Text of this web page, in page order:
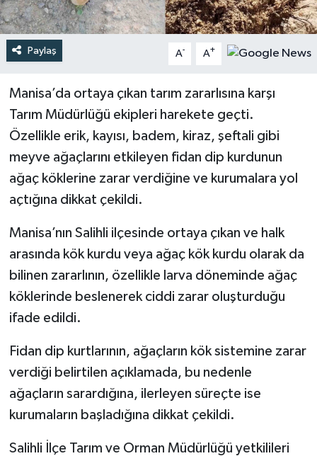
Paylaş A- A+
Manisa’da ortaya çıkan tarım zararlısına karşı
Tarım Müdürlüğü ekipleri harekete geçti.
Özellikle erik, kayısı, badem, kiraz, şeftali gibi
meyve ağaçlarını etkileyen fidan dip kurdunun
ağaç köklerine zarar verdiğine ve kurumalara yol
açtığına dikkat çekildi.
Manisa’nın Salihli ilçesinde ortaya çıkan ve halk
arasında kök kurdu veya ağaç kök kurdu olarak da
bilinen zararlının, özellikle larva döneminde ağaç
köklerinde beslenerek ciddi zarar oluşturduğu
ifade edildi.
Fidan dip kurtlarının, ağaçların kök sistemine zarar
verdiği belirtilen açıklamada, bu nedenle
ağaçların sarardığına, ilerleyen süreçte ise
kurumaların başladığına dikkat çekildi.
Salihli İlçe Tarım ve Orman Müdürlüğü yetkilileri